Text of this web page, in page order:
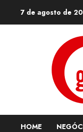
7 de agosto de
HOME